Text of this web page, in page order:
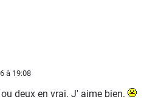
à 19:08
deux en vrai. J' aime bien.